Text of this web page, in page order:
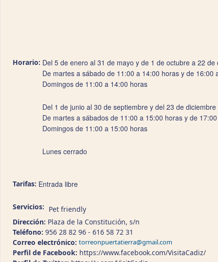
Horario: Del 5 de enero al 31 de mayo y de 1 de octubre a 22 de
De martes a sábado de 11:00 a 14:00 horas y de 16:00
Domingos de 11:00 a 14:00 horas
Del 1 de junio al 30 de septiembre y del 23 de
De martes a sábados de 11:00 a 15:00 horas y de
Domingos de 11:00 a 15:00 horas
Lunes cerrado
Tarifas: Entrada libre
Servicios: Pet friendly
Dirección: Plaza de la Constitución, s/n
Teléfono: 956 28 82 96 - 616 58 72 31
Correo electrónico: torreonpuertatierra@gmail.com
Perfil de Facebook: https://www.facebook.com/VisitaCadiz/